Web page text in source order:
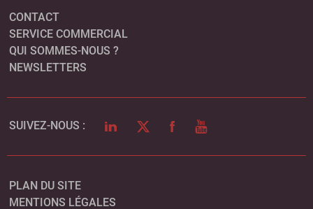
CONTACT
SERVICE COMMERCIAL
QUI SOMMES-NOUS ?
NEWSLETTERS
SUIVEZ-NOUS : LINKEDINTWITTERFACEBOOK
YOUTUBE
PLAN DU SITE
MENTIONS LÉGALES